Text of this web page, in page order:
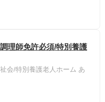
理師免許必須/特別養護
会/特別養護老人ホーム あ